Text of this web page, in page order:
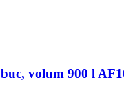
volum 900 l